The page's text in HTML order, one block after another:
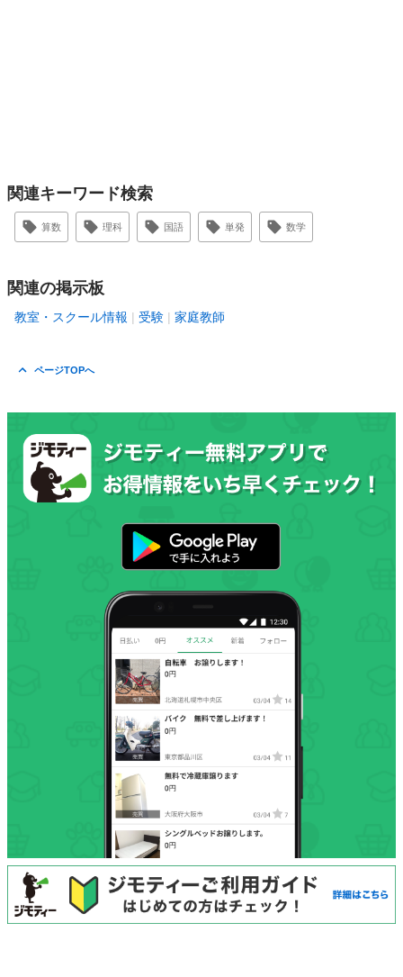
関連キーワード検索
算数 理科 国語 単発 数学
関連の掲示板
教室・スクール情報 受験 家庭教師
ページTOPへ